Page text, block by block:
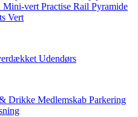
Mini-vert Practise Rail Pyramide
Vert
Udendørs
Drikke Medlemskab Parkering